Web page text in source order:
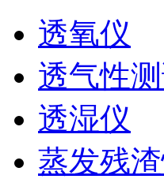
透氧仪
透气性
透湿仪
蒸发残